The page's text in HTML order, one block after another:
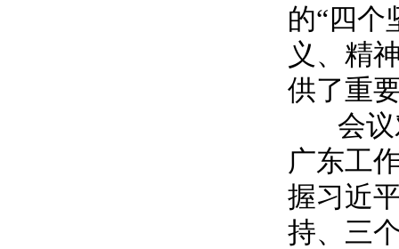
的“四个
义、精
供了重
会议
广东工
握习近
持、三